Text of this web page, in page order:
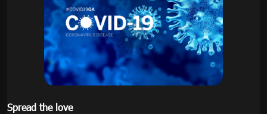
Spread the love